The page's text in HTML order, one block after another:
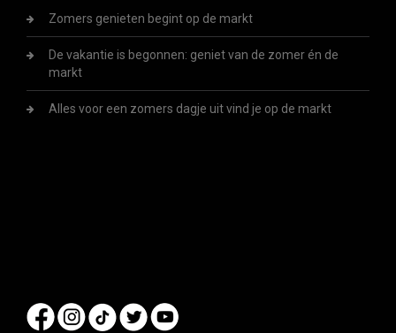
Zomers genieten begint op de markt
De vakantie is begonnen: geniet van de zomer én de
markt
Alles voor een zomers dagje uit vind je op de markt